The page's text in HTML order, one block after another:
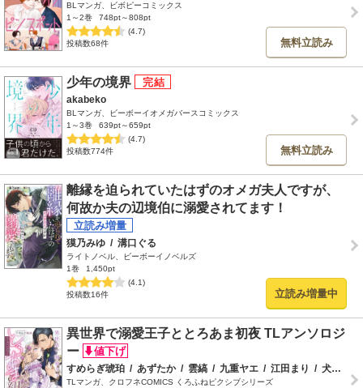
BLマンガ、ビボピーコミックス
1～2巻
748pt～808pt
(4.7)
投稿数68件
無料立読み
少年の境界
akabeko
BLマンガ、ビーボーイオメガバースコミックス
1～3巻
639pt～659pt
(4.7)
投稿数774件
無料立読み
離縁を迫られていたはずのオメガ夫人ですが、
何故か夫の辺境伯に溺愛されてます！
獏乃みゆ / 溝口ぐる
ライトノベル、ビーボーイノベルズ
1巻
1,450pt
(4.1)
投稿数16件
立読み増量中
異世界で溺愛王子ととろあま初夜 TLアンソロジ
ー
すめらぎ琥珀 / あずたか / 雲縞 / 九重ヤエ / 江田まり / 犬咲
TLマンガ、クロフネCOMICS くろふねピクシブシリーズ